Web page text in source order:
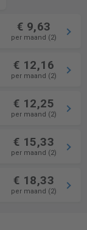
€ 9,63
per maand (2)
€ 12,16
per maand (2)
€ 12,25
per maand (2)
€ 15,33
per maand (2)
€ 18,33
per maand (2)